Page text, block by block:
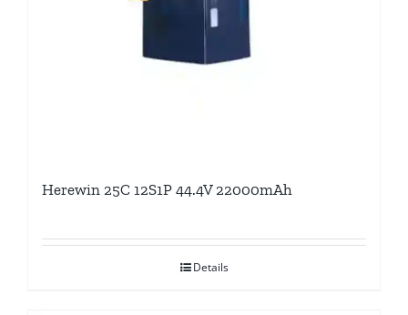
Herewin 25C 12S1P 44.4V 22000mAh
Details